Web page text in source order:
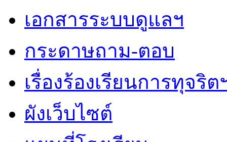
เอกสารระบบดูแลฯ
กระดาษถาม-ตอบ
เรื่องร้องเรียนการทุจริต
ผังเว็บไซต์